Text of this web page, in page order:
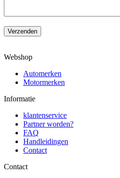
Verzenden
Webshop
Automerken
Motormerken
Informatie
klantenservice
Partner worden?
FAQ
Handleidingen
Contact
Contact